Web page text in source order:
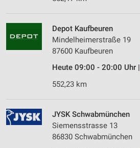
Depot Kaufbeuren
Mindelheimerstraße 19
87600 Kaufbeuren
Heute 09:00 - 20:00 Uhr |
552,23 km
JYSK Schwabmünchen
Siemensstrasse 13
86830 Schwabmünchen